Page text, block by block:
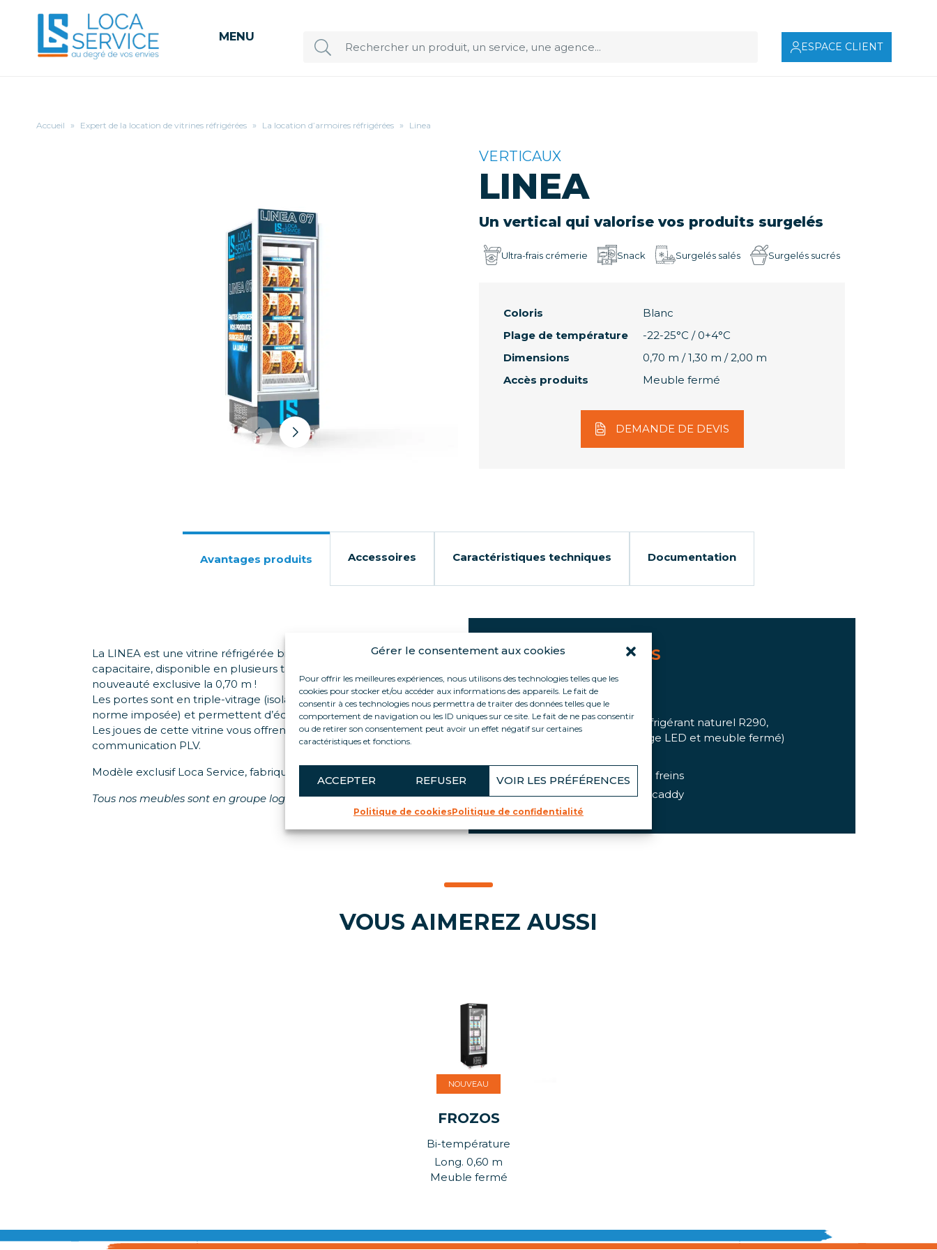
Gérer le consentement aux cookies
Pour offrir les meilleures expériences, nous utilisons des technologies telles que les
cookies pour stocker et/ou accéder aux informations des appareils. Le fait de
consentir à ces technologies nous permettra de traiter des données telles que le
comportement de navigation ou les ID uniques sur ce site. Le fait de ne pas consentir
ou de retirer son consentement peut avoir un effet négatif sur certaines
caractéristiques et fonctions.
ACCEPTER REFUSER VOIR LES PRÉFÉRENCES
Politique de cookiesPolitique de confidentialité
MENU
ESPACE CLIENT
Accueil » Expert de la location de vitrines réfrigérées » La location d’armoires réfrigérées » Linea
VERTICAUX
LINEA
Un vertical qui valorise vos produits surgelés
Ultra-frais crémerie Snack Surgelés salés Surgelés sucrés
Coloris
Blanc
Plage de température
-22-25°C / 0+4°C
Dimensions
0,70 m / 1,30 m / 2,00 m
Accès produits
Meuble fermé
DEMANDE DE DEVIS
Avantages produits Accessoires Caractéristiques techniques Documentation
La LINEA est une vitrine réfrigérée bi-température
capacitaire, disponible en plusieurs tailles avec une
nouveauté exclusive la 0,70 m !
Les portes sont en triple-vitrage (isolation au dessus de la
norme imposée) et permettent d’économiser l’énergie.
Les joues de cette vitrine vous offrent une grande surface de
communication PLV.
Modèle exclusif Loca Service, fabriqué dans notre usine.
Tous nos meubles sont en groupe logé.
LES PLUS PRODUITS
Bi-température
Jusqu’à 917 L de capacité
Efficacité énergétique (réfrigérant naturel R290,
isolation optimale, éclairage LED et meuble fermé)
Roulettes pivotantes avec freins
Renforts intégrés et pare-caddy
VOUS AIMEREZ AUSSI
NOUVEAU
FROZOS
Bi-température
Long. 0,60 m
Meuble fermé